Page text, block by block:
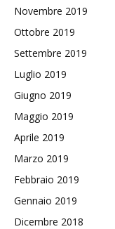
Novembre 2019
Ottobre 2019
Settembre 2019
Luglio 2019
Giugno 2019
Maggio 2019
Aprile 2019
Marzo 2019
Febbraio 2019
Gennaio 2019
Dicembre 2018